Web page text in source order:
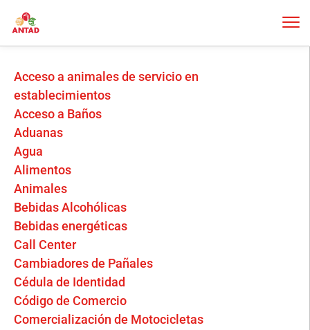
Acceso a animales de servicio en
establecimientos
Acceso a Baños
Aduanas
Agua
Alimentos
Animales
Bebidas Alcohólicas
Bebidas energéticas
Call Center
Cambiadores de Pañales
Cédula de Identidad
Código de Comercio
Comercialización de Motocicletas